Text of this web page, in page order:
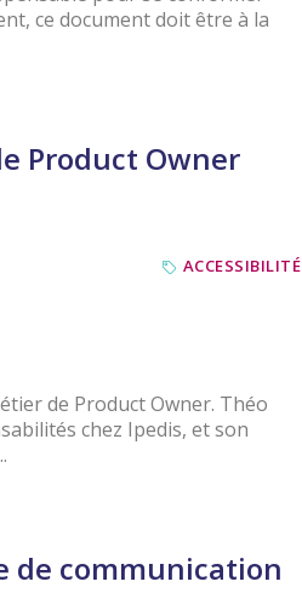
ce document doit être à la
Product Owner
ACCESSIBILITÉ
de Product Owner. Théo
chez Ipedis, et son
de communication